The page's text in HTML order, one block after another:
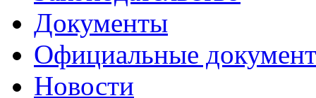
Документы
Официальные
Новости